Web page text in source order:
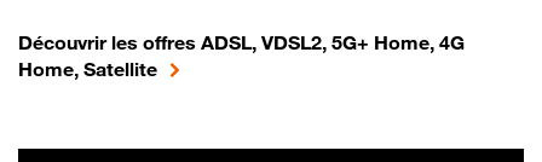
Découvrir les offres ADSL, VDSL2, 5G+ Home, 4G
Home, Satellite